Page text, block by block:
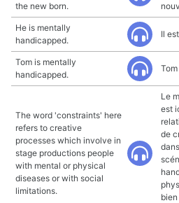
the new born.
He is mentally
handicapped.
Il
Tom is mentally
handicapped.
The word 'constraints' here
refers to creative
processes which involve in
stage productions people
with mental or physical
diseases or with social
limitations.
Le
est
de